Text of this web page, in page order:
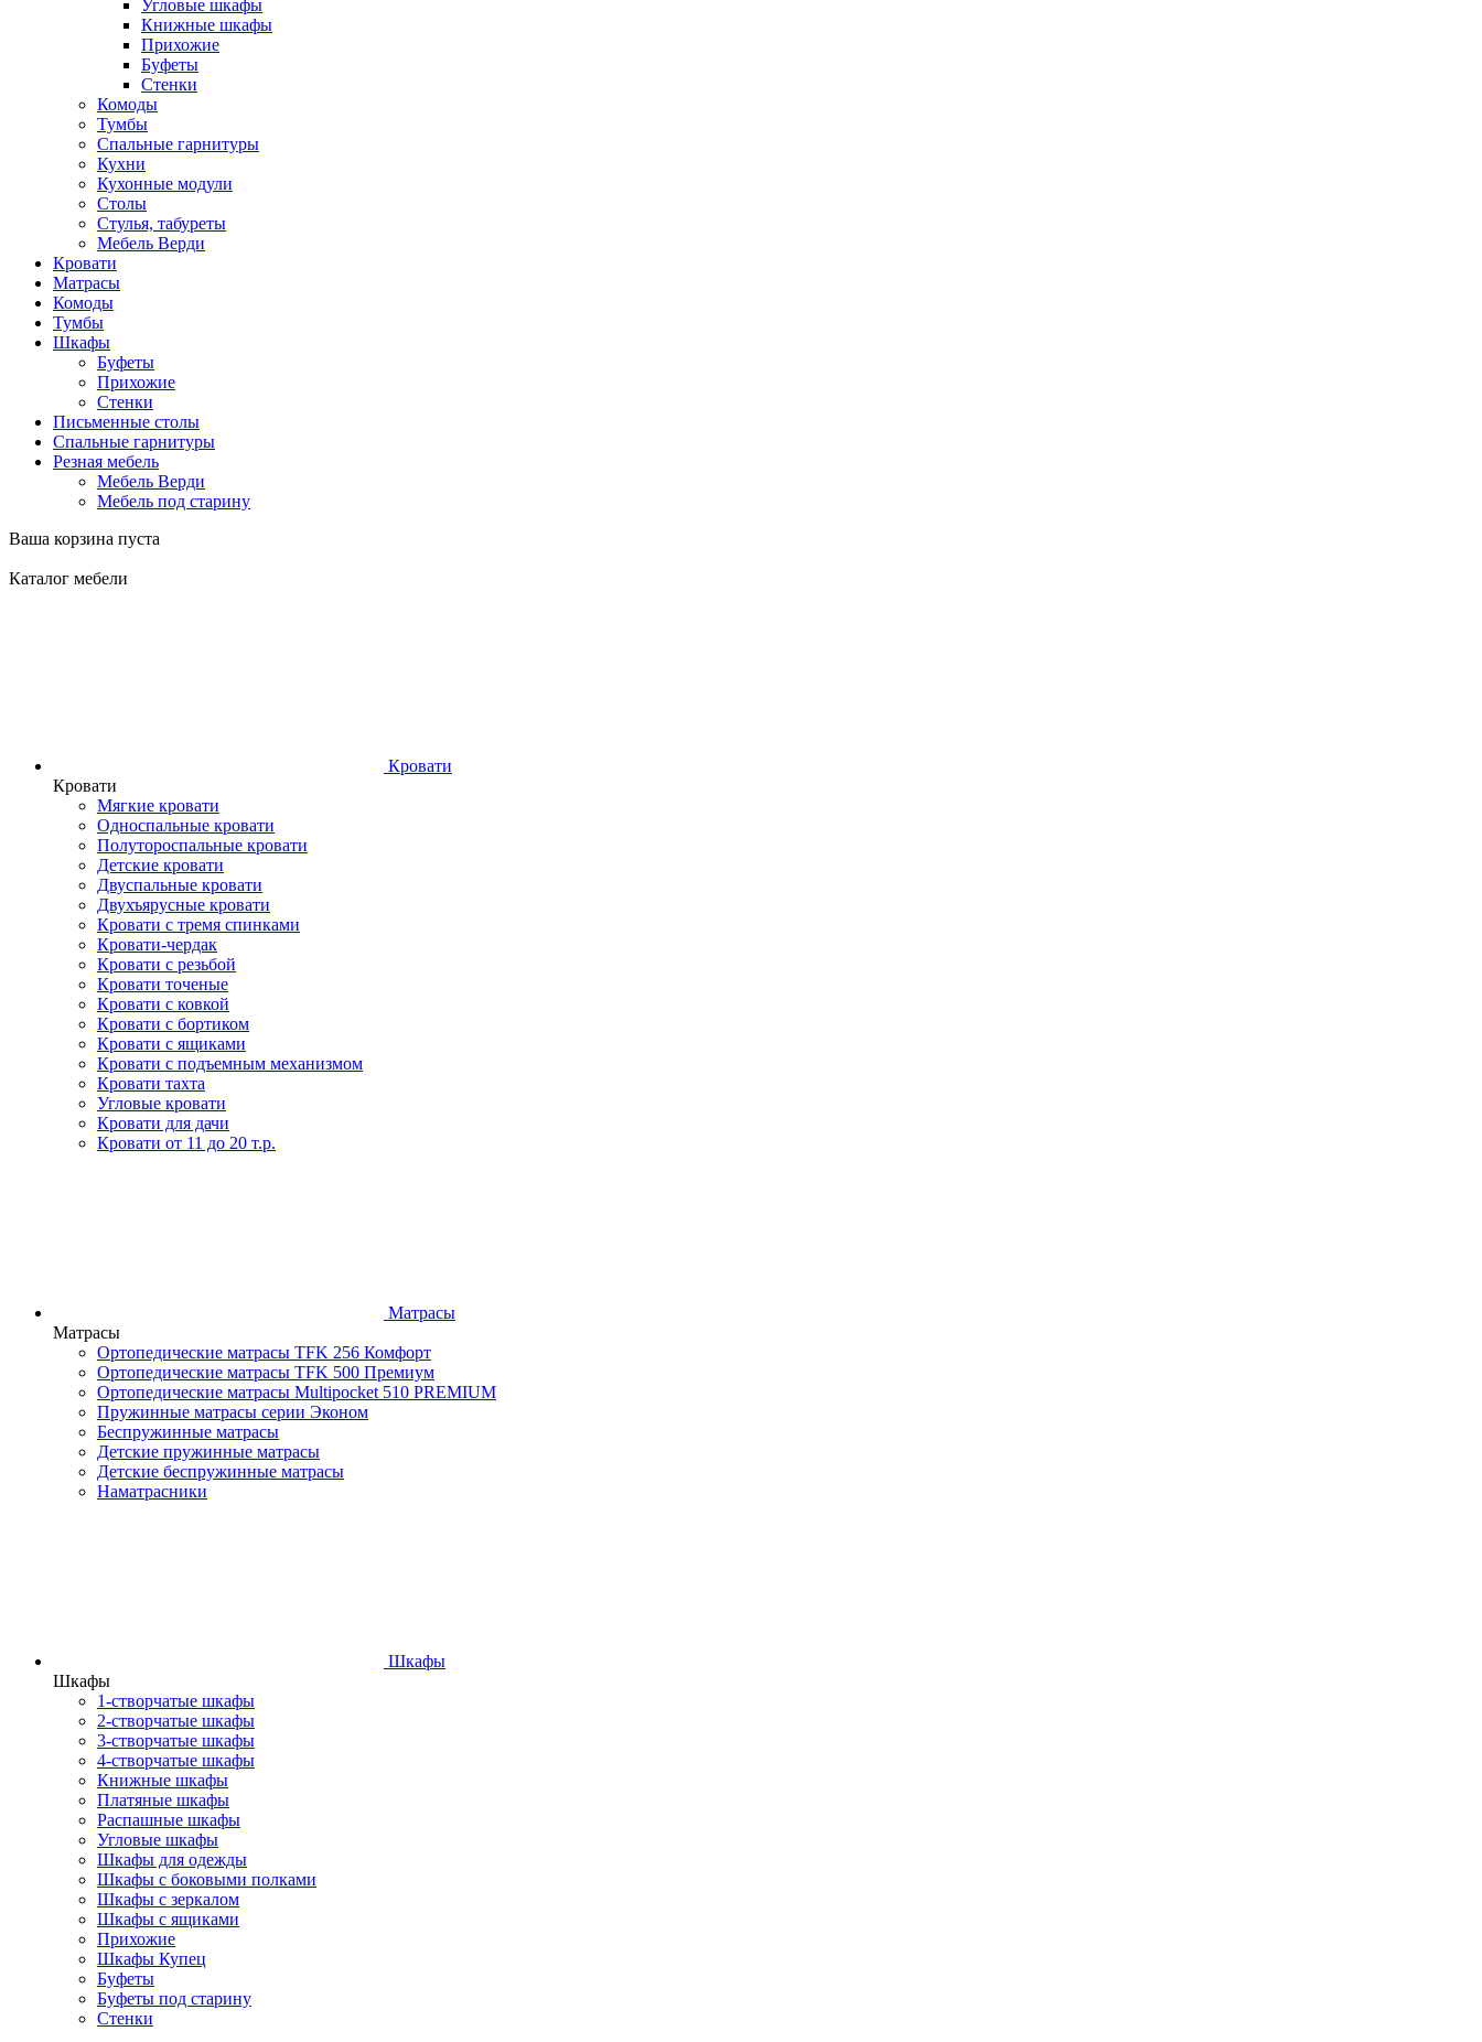
Угловые шкафы
Книжные шкафы
Прихожие
Буфеты
Стенки
Комоды
Тумбы
Спальные гарнитуры
Кухни
Кухонные модули
Столы
Стулья, табуреты
Мебель Верди
Кровати
Матрасы
Комоды
Тумбы
Шкафы
Буфеты
Прихожие
Стенки
Письменные столы
Спальные гарнитуры
Резная мебель
Мебель Верди
Мебель под старину
Ваша корзина пуста
Каталог мебели
Кровати
Кровати
Мягкие кровати
Односпальные кровати
Полутороспальные кровати
Детские кровати
Двуспальные кровати
Двухъярусные кровати
Кровати с тремя спинками
Кровати-чердак
Кровати с резьбой
Кровати точеные
Кровати с ковкой
Кровати с бортиком
Кровати с ящиками
Кровати с подъемным механизмом
Кровати тахта
Угловые кровати
Кровати для дачи
Кровати от 11 до 20 т.р.
Матрасы
Матрасы
Ортопедические матрасы TFK 256 Комфорт
Ортопедические матрасы TFK 500 Премиум
Ортопедические матрасы Multipocket 510 PREMIUM
Пружинные матрасы серии Эконом
Беспружинные матрасы
Детские пружинные матрасы
Детские беспружинные матрасы
Наматрасники
Шкафы
Шкафы
1-створчатые шкафы
2-створчатые шкафы
3-створчатые шкафы
4-створчатые шкафы
Книжные шкафы
Платяные шкафы
Распашные шкафы
Угловые шкафы
Шкафы для одежды
Шкафы с боковыми полками
Шкафы с зеркалом
Шкафы с ящиками
Прихожие
Шкафы Купец
Буфеты
Буфеты под старину
Стенки